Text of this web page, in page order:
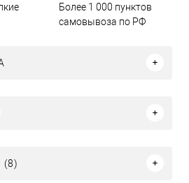
Более 1 000 пунктов
самовывоза по РФ